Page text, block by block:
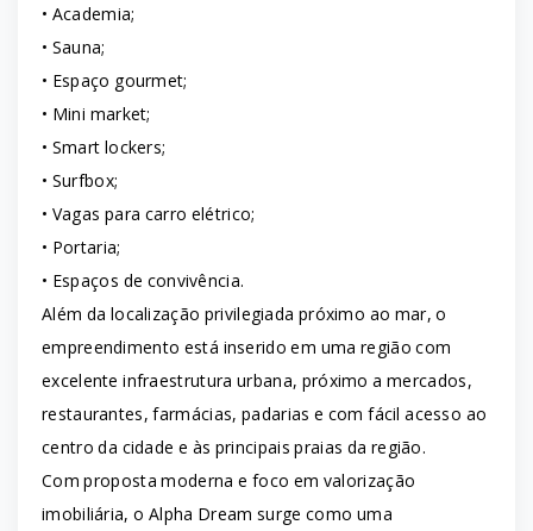
• Academia;
• Sauna;
• Espaço gourmet;
• Mini market;
• Smart lockers;
• Surfbox;
• Vagas para carro elétrico;
• Portaria;
• Espaços de convivência.
Além da localização privilegiada próximo ao mar, o
empreendimento está inserido em uma região com
excelente infraestrutura urbana, próximo a mercados,
restaurantes, farmácias, padarias e com fácil acesso ao
centro da cidade e às principais praias da região.
Com proposta moderna e foco em valorização
imobiliária, o Alpha Dream surge como uma